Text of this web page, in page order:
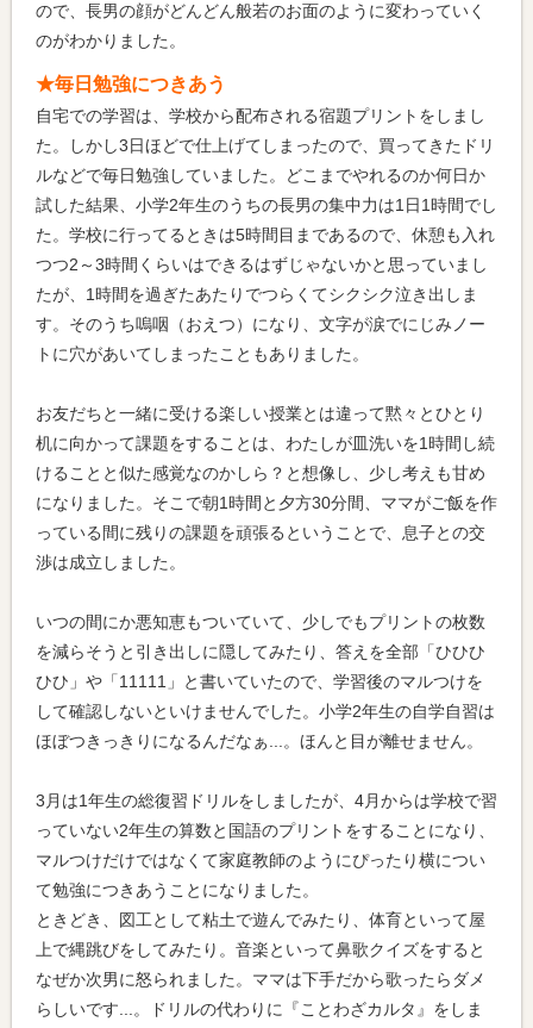
ので、長男の顔がどんどん般若のお面のように変わっていく
のがわかりました。
★毎日勉強につきあう
自宅での学習は、学校から配布される宿題プリントをしまし
た。しかし3日ほどで仕上げてしまったので、買ってきたドリ
ルなどで毎日勉強していました。どこまでやれるのか何日か
試した結果、小学2年生のうちの長男の集中力は1日1時間でし
た。学校に行ってるときは5時間目まであるので、休憩も入れ
つつ2～3時間くらいはできるはずじゃないかと思っていまし
たが、1時間を過ぎたあたりでつらくてシクシク泣き出しま
す。そのうち嗚咽（おえつ）になり、文字が涙でにじみノー
トに穴があいてしまったこともありました。
お友だちと一緒に受ける楽しい授業とは違って黙々とひとり
机に向かって課題をすることは、わたしが皿洗いを1時間し続
けることと似た感覚なのかしら？と想像し、少し考えも甘め
になりました。そこで朝1時間と夕方30分間、ママがご飯を作
っている間に残りの課題を頑張るということで、息子との交
渉は成立しました。
いつの間にか悪知恵もついていて、少しでもプリントの枚数
を減らそうと引き出しに隠してみたり、答えを全部「ひひひ
ひひ」や「11111」と書いていたので、学習後のマルつけを
して確認しないといけませんでした。小学2年生の自学自習は
ほぼつきっきりになるんだなぁ...。ほんと目が離せません。
3月は1年生の総復習ドリルをしましたが、4月からは学校で習
っていない2年生の算数と国語のプリントをすることになり、
マルつけだけではなくて家庭教師のようにぴったり横につい
て勉強につきあうことになりました。
ときどき、図工として粘土で遊んでみたり、体育といって屋
上で縄跳びをしてみたり。音楽といって鼻歌クイズをすると
なぜか次男に怒られました。ママは下手だから歌ったらダメ
らしいです...。ドリルの代わりに『ことわざカルタ』をしま